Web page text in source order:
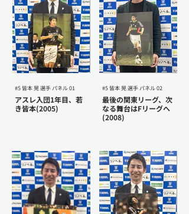
#5 皆本 晃 選手 パネル 01
アスレ入団1年目、若
き皆本(2005)
#5 皆本 晃 選手 パネル 02
最後の関東リーグ、次
なる舞台はFリーグへ
(2008)